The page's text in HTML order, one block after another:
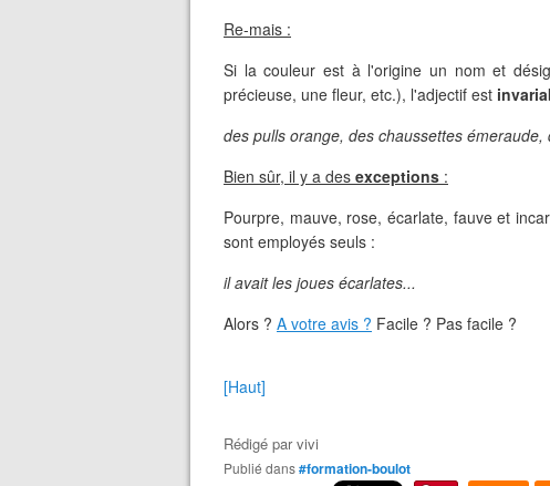
Re-mais :
Si la couleur est à l'origine un nom et
précieuse, une fleur, etc.), l'adjectif est
des pulls orange, des chaussettes émeraude,
Bien sûr, il y a des exceptions :
Pourpre, mauve, rose, écarlate, fauve et
sont employés seuls :
il avait les joues écarlates...
Alors ? A votre avis ? Facile ? Pas facile ?
[Haut]
Rédigé parvivi
Publié dans#formation-boulot